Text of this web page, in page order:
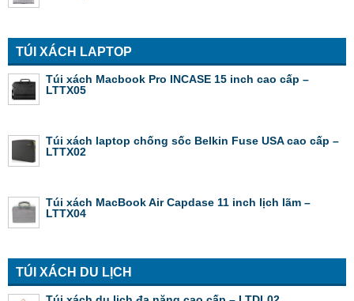
TÚI XÁCH LAPTOP
Túi xách Macbook Pro INCASE 15 inch cao cấp –
LTTX05
Túi xách laptop chống sốc Belkin Fuse USA cao cấp –
LTTX02
Túi xách MacBook Air Capdase 11 inch lịch lãm –
LTTX04
TÚI XÁCH DU LỊCH